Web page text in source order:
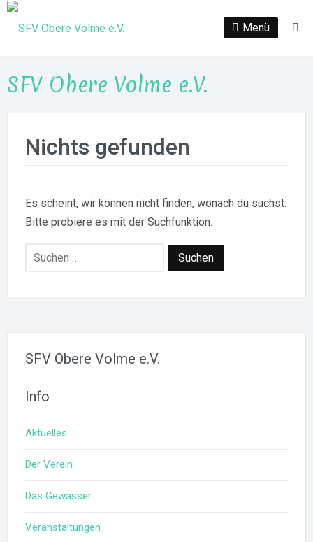
Zum
Inhalt
SFV Obere Volme e.V.
Menü
Nichts gefunden
Es scheint, wir können nicht finden, wonach du suchst.
Bitte probiere es mit der Suchfunktion.
Suchen
SFV Obere Volme e.V.
Info
Aktuelles
Der Verein
Das Gewässer
Veranstaltungen